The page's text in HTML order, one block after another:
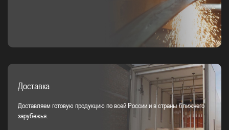
Доставка
Доставляем готовую продукцию по всей России и в страны ближнего
зарубежья.